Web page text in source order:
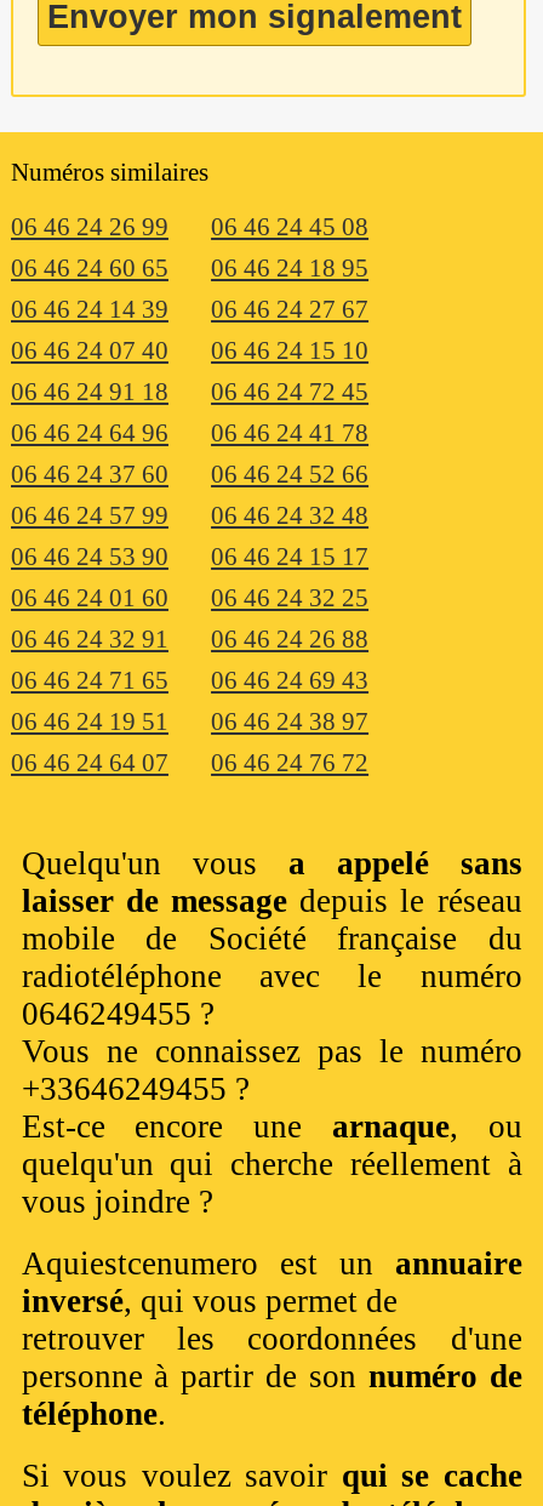
Numéros similaires
06 46 24 26 99
06 46 24 45 08
06 46 24 60 65
06 46 24 18 95
06 46 24 14 39
06 46 24 27 67
06 46 24 07 40
06 46 24 15 10
06 46 24 91 18
06 46 24 72 45
06 46 24 64 96
06 46 24 41 78
06 46 24 37 60
06 46 24 52 66
06 46 24 57 99
06 46 24 32 48
06 46 24 53 90
06 46 24 15 17
06 46 24 01 60
06 46 24 32 25
06 46 24 32 91
06 46 24 26 88
06 46 24 71 65
06 46 24 69 43
06 46 24 19 51
06 46 24 38 97
06 46 24 64 07
06 46 24 76 72
Quelqu'un vous a appelé sans
laisser de messagedepuis le réseau
mobile de Société française du
radiotéléphone avec le numéro
0646249455 ?
Vous ne connaissez pas le numéro
+33646249455 ?
Est-ce encore une arnaque, ou
quelqu'un qui cherche réellement à
vous joindre ?
Aquiestcenumero est un annuaire
inversé, qui vous permet de
retrouver les coordonnées d'une
personne à partir de son numéro de
téléphone.
Si vous voulez savoir qui se cache